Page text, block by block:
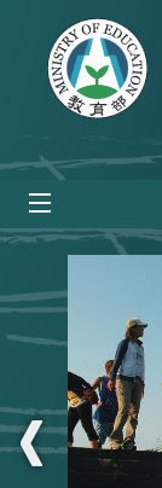
跳到主要內容區塊
:::